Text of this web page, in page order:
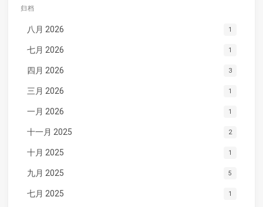
归档
八月 2026 1
七月 2026 1
四月 2026 3
三月 2026 1
一月 2026 1
十一月 2025 2
十月 2025 1
九月 2025 5
七月 2025 1